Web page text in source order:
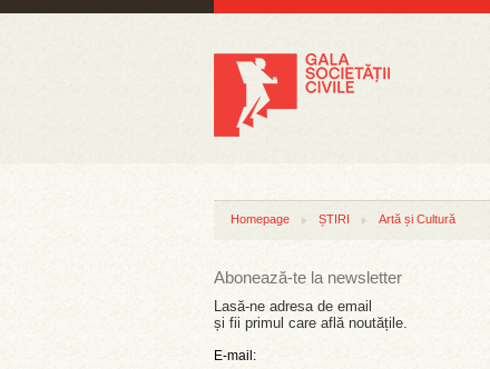
Homepage ȘTIRI Artă și Cultură
Abonează-te la newsletter
Lasă-ne adresa de email
și fii primul care află noutățile.
E-mail: